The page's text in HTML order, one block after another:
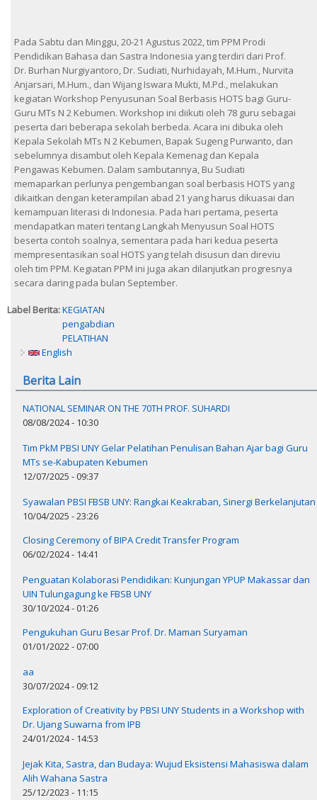
Pada Sabtu dan Minggu, 20-21 Agustus 2022, tim PPM Prodi
Pendidikan Bahasa dan Sastra Indonesia yang terdiri dari Prof.
Dr. Burhan Nurgiyantoro, Dr. Sudiati, Nurhidayah, M.Hum., Nurvita
Anjarsari, M.Hum., dan Wijang Iswara Mukti, M.Pd., melakukan
kegiatan Workshop Penyusunan Soal Berbasis HOTS bagi Guru-
Guru MTs N 2 Kebumen. Workshop ini diikuti oleh 78 guru sebagai
peserta dari beberapa sekolah berbeda. Acara ini dibuka oleh
Kepala Sekolah MTs N 2 Kebumen, Bapak Sugeng Purwanto, dan
sebelumnya disambut oleh Kepala Kemenag dan Kepala
Pengawas Kebumen. Dalam sambutannya, Bu Sudiati
memaparkan perlunya pengembangan soal berbasis HOTS yang
dikaitkan dengan keterampilan abad 21 yang harus dikuasai dan
kemampuan literasi di Indonesia. Pada hari pertama, peserta
mendapatkan materi tentang Langkah Menyusun Soal HOTS
beserta contoh soalnya, sementara pada hari kedua peserta
mempresentasikan soal HOTS yang telah disusun dan direviu
oleh tim PPM. Kegiatan PPM ini juga akan dilanjutkan progresnya
secara daring pada bulan September.
Label Berita:KEGIATAN
pengabdian
PELATIHAN
English
Berita Lain
NATIONAL SEMINAR ON THE 70TH PROF. SUHARDI
08/08/2024 - 10:30
Tim PkM PBSI UNY Gelar Pelatihan Penulisan Bahan Ajar bagi Guru
MTs se-Kabupaten Kebumen
12/07/2025 - 09:37
Syawalan PBSI FBSB UNY: Rangkai Keakraban, Sinergi Berkelanjutan
10/04/2025 - 23:26
Closing Ceremony of BIPA Credit Transfer Program
06/02/2024 - 14:41
Penguatan Kolaborasi Pendidikan: Kunjungan YPUP Makassar dan
UIN Tulungagung ke FBSB UNY
30/10/2024 - 01:26
Pengukuhan Guru Besar Prof. Dr. Maman Suryaman
01/01/2022 - 07:00
aa
30/07/2024 - 09:12
Exploration of Creativity by PBSI UNY Students in a Workshop with
Dr. Ujang Suwarna from IPB
24/01/2024 - 14:53
Jejak Kita, Sastra, dan Budaya: Wujud Eksistensi Mahasiswa dalam
Alih Wahana Sastra
25/12/2023 - 11:15